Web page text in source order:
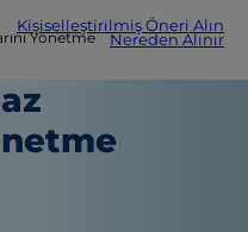
Kişiselleştirilmiş Öneri Alın
Nereden Alınır
Yönetme